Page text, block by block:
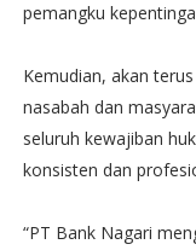
pemangku
Kemudian, akan
nasabah dan
seluruh kewajiban
konsisten dan
“PT Bank Nagari